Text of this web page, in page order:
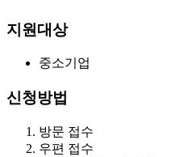
지원대상
중소기업
신청방법
방문 접수
우편 접수